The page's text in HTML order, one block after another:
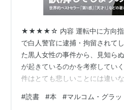
★★★★☆ 内容 運転中に方向指
で白人警官に逮捕・拘留されて
た黒人女性の事件から、見知ら
が起きているのかを考察してい
件はとても悲しいことには違い
が、特定の人種の人間を不当に
#読書 #本 #マルコム・グラ